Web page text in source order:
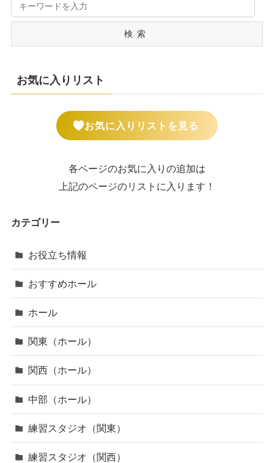
検索
お気に入りリスト
お気に入りリストを見る
各ページのお気に入りの追加は
上記のページのリストに入ります！
カテゴリー
お役立ち情報
おすすめホール
ホール
関東（ホール）
関西（ホール）
中部（ホール）
練習スタジオ（関東）
練習スタジオ（関西）